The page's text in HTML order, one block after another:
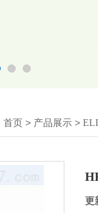
首页 > 产品展示 >
更